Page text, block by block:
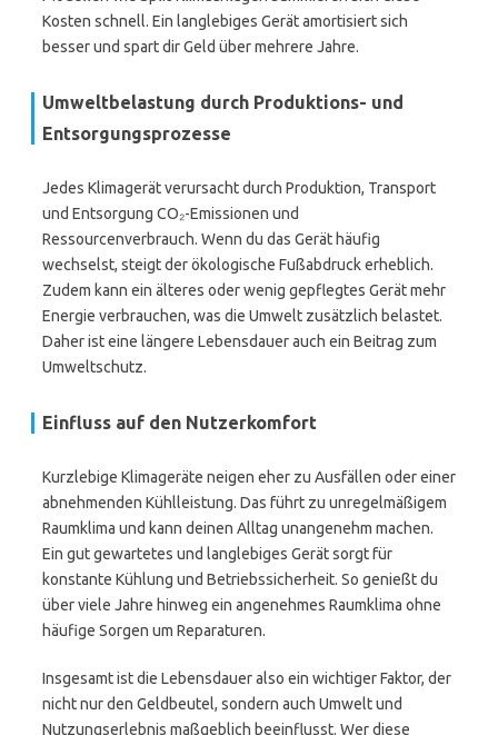
Kosten schnell. Ein langlebiges Gerät amortisiert sich
besser und spart dir Geld über mehrere Jahre.
Umweltbelastung durch Produktions- und
Entsorgungsprozesse
Jedes Klimagerät verursacht durch Produktion, Transport
und Entsorgung CO₂-Emissionen und
Ressourcenverbrauch. Wenn du das Gerät häufig
wechselst, steigt der ökologische Fußabdruck erheblich.
Zudem kann ein älteres oder wenig gepflegtes Gerät mehr
Energie verbrauchen, was die Umwelt zusätzlich belastet.
Daher ist eine längere Lebensdauer auch ein Beitrag zum
Umweltschutz.
Einfluss auf den Nutzerkomfort
Kurzlebige Klimageräte neigen eher zu Ausfällen oder einer
abnehmenden Kühlleistung. Das führt zu unregelmäßigem
Raumklima und kann deinen Alltag unangenehm machen.
Ein gut gewartetes und langlebiges Gerät sorgt für
konstante Kühlung und Betriebssicherheit. So genießt du
über viele Jahre hinweg ein angenehmes Raumklima ohne
häufige Sorgen um Reparaturen.
Insgesamt ist die Lebensdauer also ein wichtiger Faktor, der
nicht nur den Geldbeutel, sondern auch Umwelt und
Nutzungserlebnis maßgeblich beeinflusst. Wer diese